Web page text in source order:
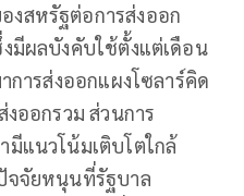
สหรัฐต่อการส่งออก
มีผลบังคับใช้ตั้งแต่เดือน
การส่งออกแผงโซลาร์คิด
ออกรวม ส่วนการ
มีแนวโน้มเติบโตใกล้
จจัยหนุนที่รัฐบาล